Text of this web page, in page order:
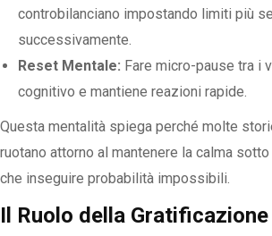
controbilanciano impostando limiti più
successivamente.
Reset Mentale: Fare micro-pause tra i
cognitivo e mantiene reazioni rapide.
Questa mentalità spiega perché molte
ruotano attorno al mantenere la calma
che inseguire probabilità impossibili.
Il Ruolo della